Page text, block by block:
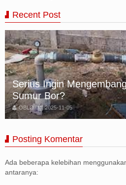
Recent Post
Serius Ingin
Sumur Bor?
OBLO 2025-11-05
Posting Komentar
Ada beberapa kelebihan
antaranya: